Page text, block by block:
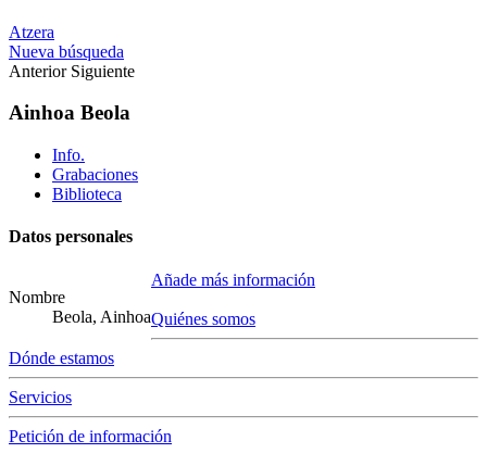
Atzera
Nueva búsqueda
Anterior Siguiente
Ainhoa Beola
Info.
Grabaciones
Biblioteca
Datos personales
Nombre
Beola, Ainhoa
Añade más información
Quiénes somos
Dónde estamos
Servicios
Petición de información